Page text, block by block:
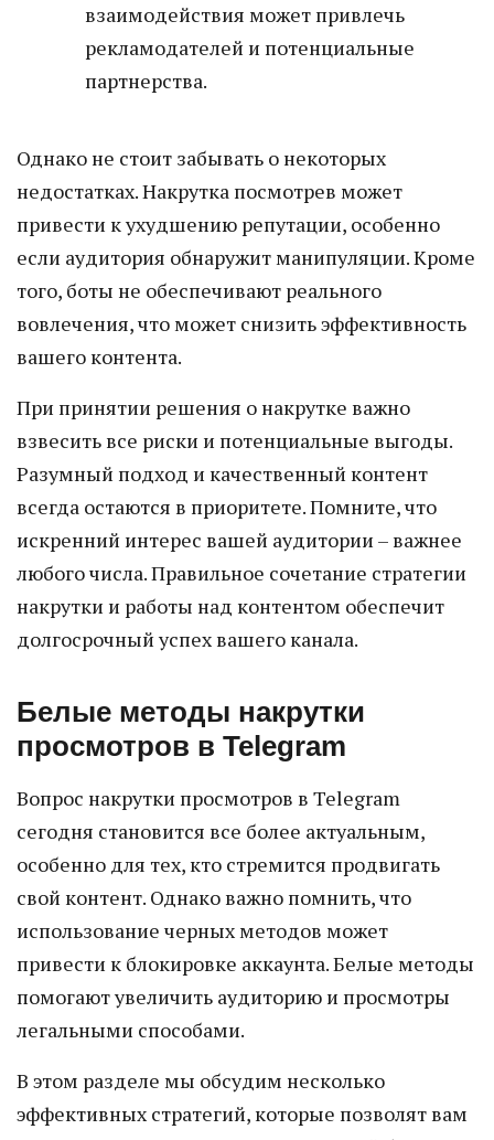
взаимодействия может привлечь
рекламодателей и потенциальные
партнерства.
Однако не стоит забывать о некоторых
недостатках. Накрутка посмотрев может
привести к ухудшению репутации, особенно
если аудитория обнаружит манипуляции. Кроме
того, боты не обеспечивают реального
вовлечения, что может снизить эффективность
вашего контента.
При принятии решения о накрутке важно
взвесить все риски и потенциальные выгоды.
Разумный подход и качественный контент
всегда остаются в приоритете. Помните, что
искренний интерес вашей аудитории – важнее
любого числа. Правильное сочетание стратегии
накрутки и работы над контентом обеспечит
долгосрочный успех вашего канала.
Белые методы накрутки
просмотров в Telegram
Вопрос накрутки просмотров в Telegram
сегодня становится все более актуальным,
особенно для тех, кто стремится продвигать
свой контент. Однако важно помнить, что
использование черных методов может
привести к блокировке аккаунта. Белые методы
помогают увеличить аудиторию и просмотры
легальными способами.
В этом разделе мы обсудим несколько
эффективных стратегий, которые позволят вам